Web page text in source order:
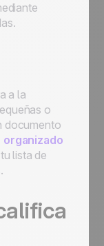
a la
o
documento
organizado
lista de